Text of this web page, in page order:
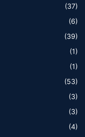
(37)
(6)
(39)
(1)
(1)
(53)
(3)
(3)
(4)